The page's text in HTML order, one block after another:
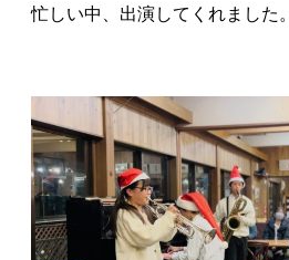
忙しい中、出演してくれました。